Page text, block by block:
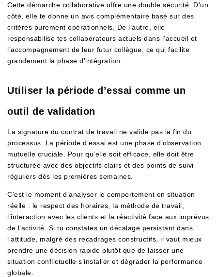
Cette démarche collaborative offre une double sécurité. D’un
côté, elle te donne un avis complémentaire basé sur des
critères purement opérationnels. De l’autre, elle
responsabilise tes collaborateurs actuels dans l’accueil et
l’accompagnement de leur futur collègue, ce qui facilite
grandement la phase d’intégration.
Utiliser la période d’essai comme un
outil de validation
La signature du contrat de travail ne valide pas la fin du
processus. La période d’essai est une phase d’observation
mutuelle cruciale. Pour qu’elle soit efficace, elle doit être
structurée avec des objectifs clairs et des points de suivi
réguliers dès les premières semaines.
C’est le moment d’analyser le comportement en situation
réelle : le respect des horaires, la méthode de travail,
l’interaction avec les clients et la réactivité face aux imprévus
de l’activité. Si tu constates un décalage persistant dans
l’attitude, malgré des recadrages constructifs, il vaut mieux
prendre une décision rapide plutôt que de laisser une
situation conflictuelle s’installer et dégrader la performance
globale.